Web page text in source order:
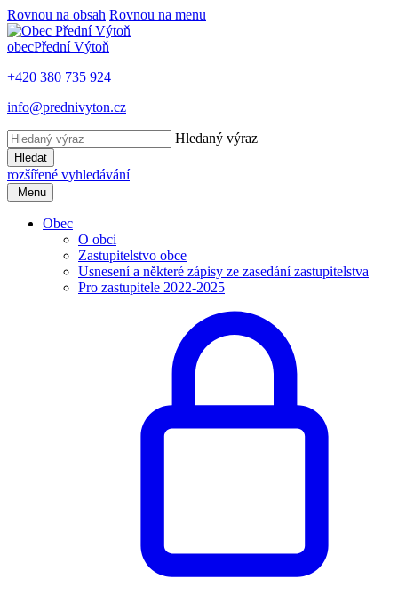
Rovnou na obsah Rovnou na menu
obecPřední Výtoň
+420 380 735 924
info@prednivyton.cz
Hledaný výraz
Hledat
rozšířené vyhledávání
Menu
Obec
O obci
Zastupitelstvo obce
Usnesení a některé zápisy ze zasedání zastupitelstva
Pro zastupitele 2022-2025